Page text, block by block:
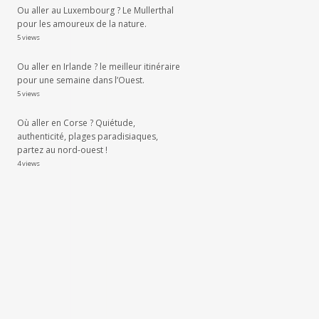
Ou aller au Luxembourg ? Le Mullerthal
pour les amoureux de la nature.
5 views
Ou aller en Irlande ? le meilleur itinéraire
pour une semaine dans l’Ouest.
5 views
Où aller en Corse ? Quiétude,
authenticité, plages paradisiaques,
partez au nord-ouest !
4 views